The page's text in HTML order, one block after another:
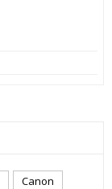
Canon